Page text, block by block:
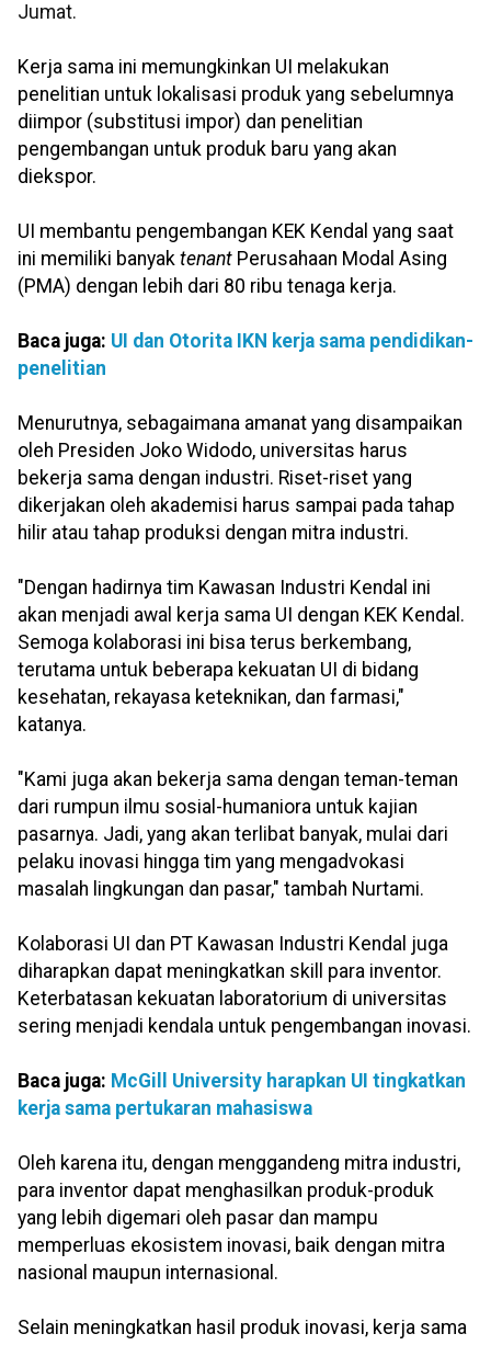
Jumat.
Kerja sama ini memungkinkan UI melakukan
penelitian untuk lokalisasi produk yang sebelumnya
diimpor (substitusi impor) dan penelitian
pengembangan untuk produk baru yang akan
diekspor.
UI membantu pengembangan KEK Kendal yang saat
ini memiliki banyak tenant Perusahaan Modal Asing
(PMA) dengan lebih dari 80 ribu tenaga kerja.
Baca juga: UI dan Otorita IKN kerja sama pendidikan-
penelitian
Menurutnya, sebagaimana amanat yang disampaikan
oleh Presiden Joko Widodo, universitas harus
bekerja sama dengan industri. Riset-riset yang
dikerjakan oleh akademisi harus sampai pada tahap
hilir atau tahap produksi dengan mitra industri.
"Dengan hadirnya tim Kawasan Industri Kendal ini
akan menjadi awal kerja sama UI dengan KEK Kendal.
Semoga kolaborasi ini bisa terus berkembang,
terutama untuk beberapa kekuatan UI di bidang
kesehatan, rekayasa keteknikan, dan farmasi,"
katanya.
"Kami juga akan bekerja sama dengan teman-teman
dari rumpun ilmu sosial-humaniora untuk kajian
pasarnya. Jadi, yang akan terlibat banyak, mulai dari
pelaku inovasi hingga tim yang mengadvokasi
masalah lingkungan dan pasar," tambah Nurtami.
Kolaborasi UI dan PT Kawasan Industri Kendal juga
diharapkan dapat meningkatkan skill para inventor.
Keterbatasan kekuatan laboratorium di universitas
sering menjadi kendala untuk pengembangan inovasi.
Baca juga: McGill University harapkan UI tingkatkan
kerja sama pertukaran mahasiswa
Oleh karena itu, dengan menggandeng mitra industri,
para inventor dapat menghasilkan produk-produk
yang lebih digemari oleh pasar dan mampu
memperluas ekosistem inovasi, baik dengan mitra
nasional maupun internasional.
Selain meningkatkan hasil produk inovasi, kerja sama